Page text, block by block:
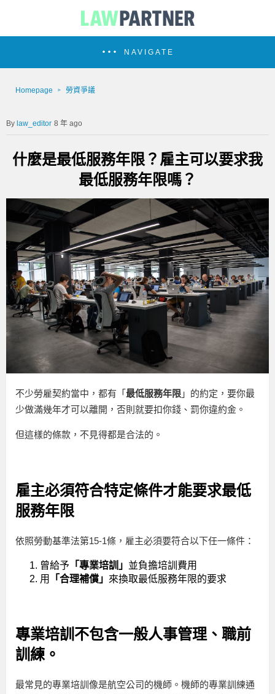
NAVIGATE
Homepage 勞資爭議
law_editor 8 年 ago
什麼是最低服務年限？雇主可以要求我
最低服務年限嗎？
不少勞雇契約當中，都有「 最低服務年限 」的約定，要你最
少做滿幾年才可以離開，否則就要扣你錢、罰你違約金。
但這樣的條款，不見得都是合法的。
雇主必須符合特定條件才能要求最低
服務年限
依照勞動基準法第15-1條，雇主必須要符合以下任一條件：
曾給予 「專業培訓」 並負擔培訓費用
用
「合理補償」 來換取最低服務年限的要求
專業培訓不包含一般人事管理、職前
訓練。
最常見的專業培訓像是航空公司的機師。機師的專業訓練通